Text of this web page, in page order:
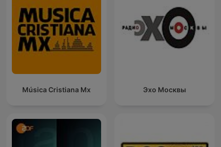
Música Cristiana Mx Эхо Москвы